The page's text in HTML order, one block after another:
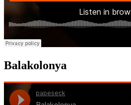
Balakolonya